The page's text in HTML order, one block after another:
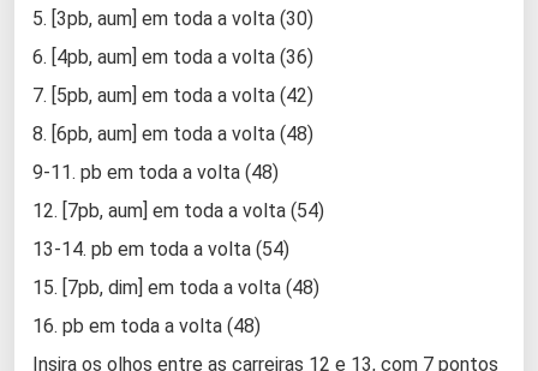
5. [3pb, aum] em toda a volta (30)
6. [4pb, aum] em toda a volta (36)
7. [5pb, aum] em toda a volta (42)
8. [6pb, aum] em toda a volta (48)
9-11. pb em toda a volta (48)
12. [7pb, aum] em toda a volta (54)
13-14. pb em toda a volta (54)
15. [7pb, dim] em toda a volta (48)
16. pb em toda a volta (48)
Insira os olhos entre as carreiras 12 e 13, com 7 pontos